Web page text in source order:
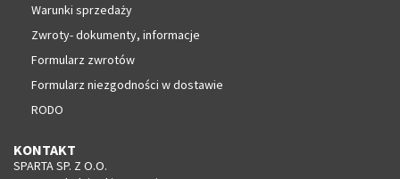
Warunki sprzedaży
Zwroty- dokumenty, informacje
Formularz zwrotów
Formularz niezgodności w dostawie
RODO
KONTAKT
SPARTA SP. Z O.O.